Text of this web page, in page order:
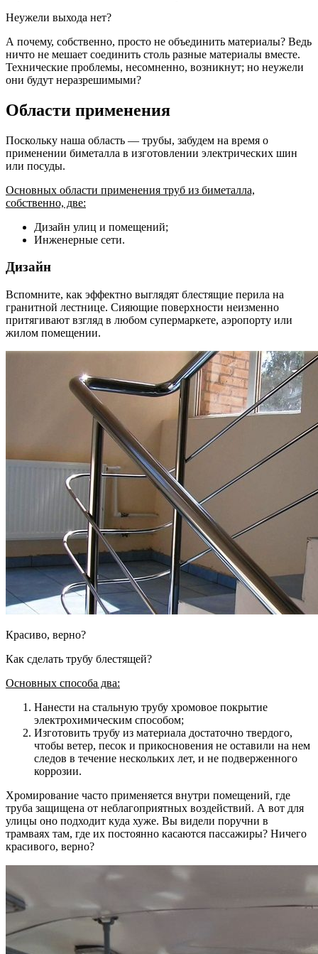
Неужели выхода нет?
А почему, собственно, просто не объединить материалы? Ведь
ничто не мешает соединить столь разные материалы вместе.
Технические проблемы, несомненно, возникнут; но неужели
они будут неразрешимыми?
Области применения
Поскольку наша область — трубы, забудем на время о
применении биметалла в изготовлении электрических шин
или посуды.
Основных области применения труб из биметалла,
собственно, две:
Дизайн улиц и помещений;
Инженерные сети.
Дизайн
Вспомните, как эффектно выглядят блестящие перила на
гранитной лестнице. Сияющие поверхности неизменно
притягивают взгляд в любом супермаркете, аэропорту или
жилом помещении.
Красиво, верно?
Как сделать трубу блестящей?
Основных способа два:
Нанести на стальную трубу хромовое покрытие
электрохимическим способом;
Изготовить трубу из материала достаточно твердого,
чтобы ветер, песок и прикосновения не оставили на нем
следов в течение нескольких лет, и не подверженного
коррозии.
Хромирование часто применяется внутри помещений, где
труба защищена от неблагоприятных воздействий. А вот для
улицы оно подходит куда хуже. Вы видели поручни в
трамваях там, где их постоянно касаются пассажиры? Ничего
красивого, верно?